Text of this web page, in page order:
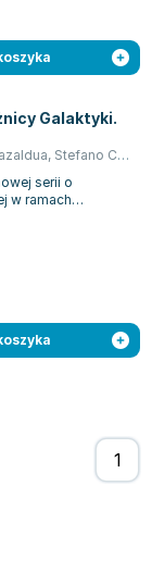
Galaktyki.
, Stefano Caselli
serii o
w ramach
ekscytują...